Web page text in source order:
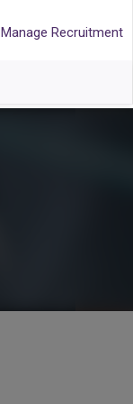
Manage Recruitment